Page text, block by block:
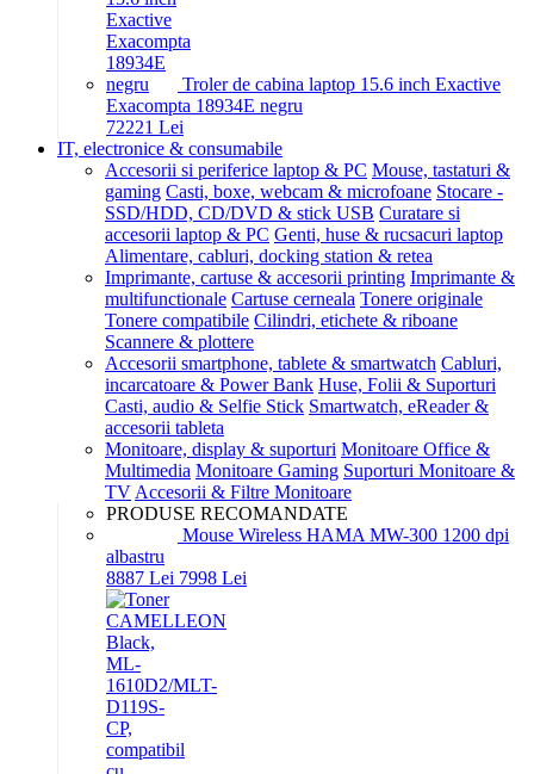
Troler de cabina laptop 15.6 inch Exactive
Exacompta 18934E negru
72221 Lei
IT, electronice & consumabile
Accesorii si periferice laptop & PC Mouse, tastaturi &
gaming Casti, boxe, webcam & microfoane Stocare -
SSD/HDD, CD/DVD & stick USB Curatare si
accesorii laptop & PC Genti, huse & rucsacuri laptop
Alimentare, cabluri, docking station & retea
Imprimante, cartuse & accesorii printing Imprimante &
multifunctionale Cartuse cerneala Tonere originale
Tonere compatibile Cilindri, etichete & riboane
Scannere & plottere
Accesorii smartphone, tablete & smartwatch Cabluri,
incarcatoare & Power Bank Huse, Folii & Suporturi
Casti, audio & Selfie Stick Smartwatch, eReader &
accesorii tableta
Monitoare, display & suporturi Monitoare Office &
Multimedia Monitoare Gaming Suporturi Monitoare &
TV Accesorii & Filtre Monitoare
PRODUSE RECOMANDATE
Mouse Wireless HAMA MW-300 1200 dpi
albastru
8887 Lei 7998 Lei